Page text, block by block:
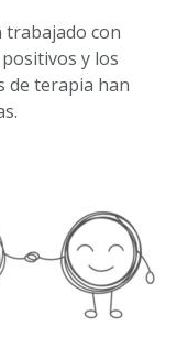
trabajado con
y los
de terapia han